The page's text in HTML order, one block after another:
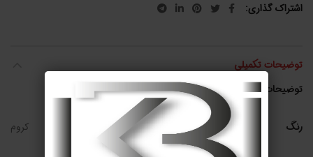
اشتراک گذاری
توضیحات تکمیلی
توضیحات تکمیلی
رنگ کروم